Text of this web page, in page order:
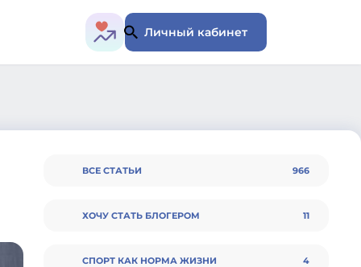
Личный кабинет
ВСЕ СТАТЬИ 966
ХОЧУ СТАТЬ БЛОГЕРОМ 11
СПОРТ КАК НОРМА ЖИЗНИ 4